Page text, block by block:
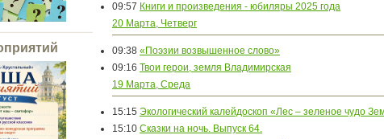
09:57 Книги и произведения - юбиляры 2025 года
20 Марта, Четверг
09:38 «Поэзии возвышенное слово»
09:16 Твои герои, земля Владимирская
19 Марта, Среда
15:15 Экологический калейдоскоп «Лес – зеленое чудо
15:10 Сказки на ночь. Выпуск 64.